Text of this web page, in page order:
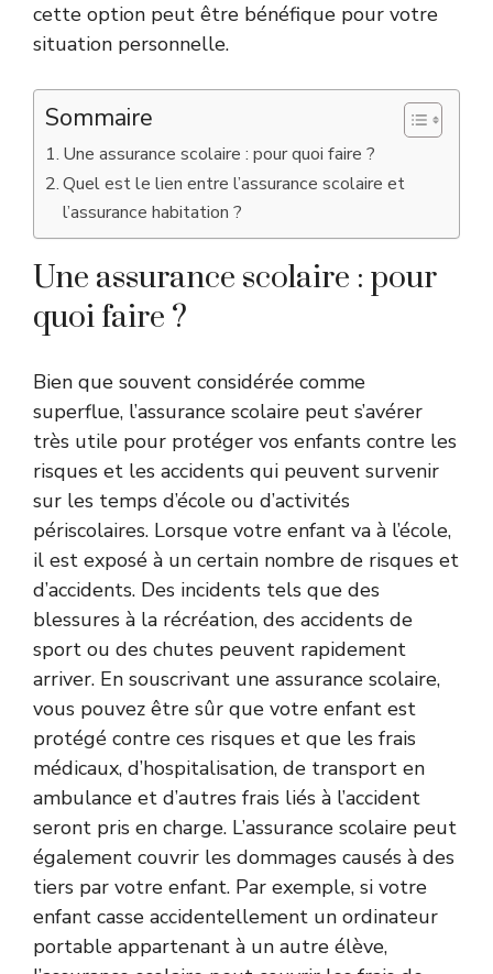
cette option peut être bénéfique pour votre
situation personnelle.
Sommaire
Une assurance scolaire : pour quoi faire ?
Quel est le lien entre l’assurance scolaire et
l’assurance habitation ?
Une assurance scolaire : pour
quoi faire ?
Bien que souvent considérée comme
superflue, l’assurance scolaire peut s’avérer
très utile pour protéger vos enfants contre les
risques et les accidents qui peuvent survenir
sur les temps d’école ou d’activités
périscolaires. Lorsque votre enfant va à l’école,
il est exposé à un certain nombre de risques et
d’accidents. Des incidents tels que des
blessures à la récréation, des accidents de
sport ou des chutes peuvent rapidement
arriver. En souscrivant une assurance scolaire,
vous pouvez être sûr que votre enfant est
protégé contre ces risques et que les frais
médicaux, d’hospitalisation, de transport en
ambulance et d’autres frais liés à l’accident
seront pris en charge. L’assurance scolaire peut
également couvrir les dommages causés à des
tiers par votre enfant. Par exemple, si votre
enfant casse accidentellement un ordinateur
portable appartenant à un autre élève,